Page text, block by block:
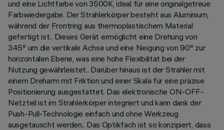
und eine Lichtfarbe von 3500K, ideal für eine originalgetreue
Farbwiedergabe. Der Strahlerkörper besteht aus Aluminium,
während der Frontring aus thermoplastischem Material
gefertigt ist.. Dieses Gerät ermöglicht eine Drehung von
345° um die vertikale Achse und eine Neigung von 90° zur
horizontalen Ebene, was eine hohe Flexibilität bei der
Nutzung gewährleistet.. Darüber hinaus ist der Strahler mit
einem Dreharm mit Friktion und einer Skala für eine präzise
Positionierung ausgestattet. Das elektronische ON-OFF-
Netzteil ist im Strahlerkörper integriert und kann dank der
Push-Pull-Technologie einfach und ohne Werkzeug
ausgetauscht werden.. Das Optikfach ist so konzipiert, dass